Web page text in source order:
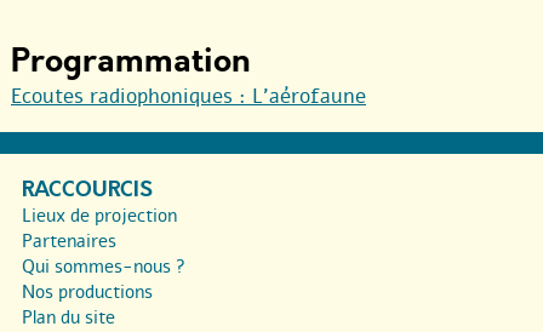
Programmation
Ecoutes radiophoniques : L’aérofaune
RACCOURCIS
Lieux de projection
Partenaires
Qui sommes-nous ?
Nos productions
Plan du site